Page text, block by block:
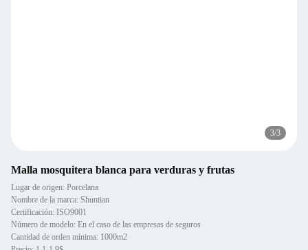
3/3
Malla mosquitera blanca para verduras y frutas
Lugar de origen: Porcelana
Nombre de la marca: Shuntian
Certificación: ISO9001
Número de modelo: En el caso de las empresas de seguros
Cantidad de orden mínima: 1000m2